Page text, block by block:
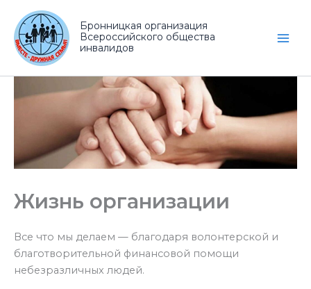
Перейти
содержимому
Бронницкая организация
Всероссийского общества
инвалидов
Жизнь организации
Все что мы делаем — благодаря волонтерской и
благотворительной финансовой помощи
небезразличных людей.